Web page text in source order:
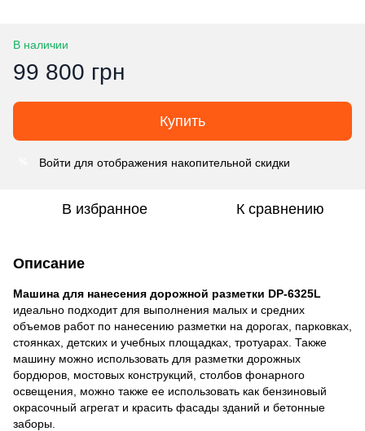
В наличии
99 800 грн
Купить
Войти для отображения накопительной скидки
В избранное К сравнению
Описание
Машина для нанесения дорожной разметки DP-6325L
идеально подходит для выполнения малых и средних
объемов работ по нанесению разметки на дорогах, парковках,
стоянках, детских и учебных площадках, тротуарах. Также
машину можно использовать для разметки дорожных
бордюров, мостовых конструкций, столбов фонарного
освещения, можно также ее использовать как бензиновый
окрасочный агрегат и красить фасады зданий и бетонные
заборы.